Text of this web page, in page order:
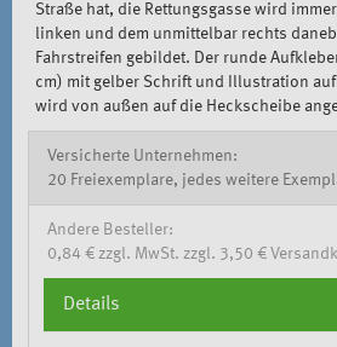
Straße hat, die Rettungsgasse wird
linken und dem unmittelbar rechts
Fahrstreifen gebildet. Der runde
cm) mit gelber Schrift und Illustration
wird von außen auf die Heckscheibe
Versicherte Unternehmen:
20 Freiexemplare, jedes weitere
Andere Besteller:
0,84 € zzgl. MwSt. zzgl. 3,50 €
Details